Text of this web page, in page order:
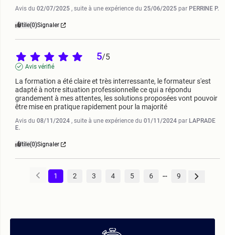
Avis du 02/07/2025 , suite à une expérience du 25/06/2025 par PERRINE P.
Utile(0)Signaler
5/5
Avis vérifié
La formation a été claire et très interressante, le formateur s'est
adapté à notre situation professionnelle ce qui a répondu
grandement à mes attentes, les solutions proposées vont pouvoir
être mise en pratique rapidement pour la majorité
Avis du 08/11/2024 , suite à une expérience du 01/11/2024 par LAPRADE
E.
Utile(0)Signaler
1 2 3 4 5 6 9